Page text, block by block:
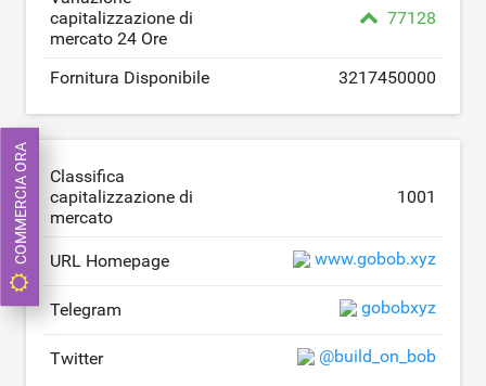
capitalizzazione di
mercato 24 Ore
77128
Fornitura Disponibile 3217450000
Classifica
capitalizzazione di
mercato
1001
URL Homepage www.gobob.xyz
Telegram gobobxyz
Twitter @build_on_bob
COMMERCIA ORA